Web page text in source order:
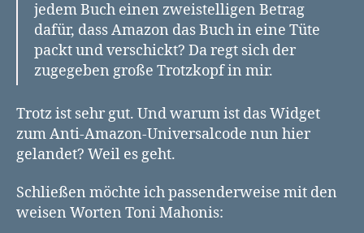
jedem Buch einen zweistelligen Betrag
dafür, dass Amazon das Buch in eine Tüte
packt und verschickt? Da regt sich der
zugegeben große Trotzkopf in mir.
Trotz ist sehr gut. Und warum ist das Widget
zum Anti-Amazon-Universalcode nun hier
gelandet? Weil es geht.
Schließen möchte ich passenderweise mit den
weisen Worten Toni Mahonis: